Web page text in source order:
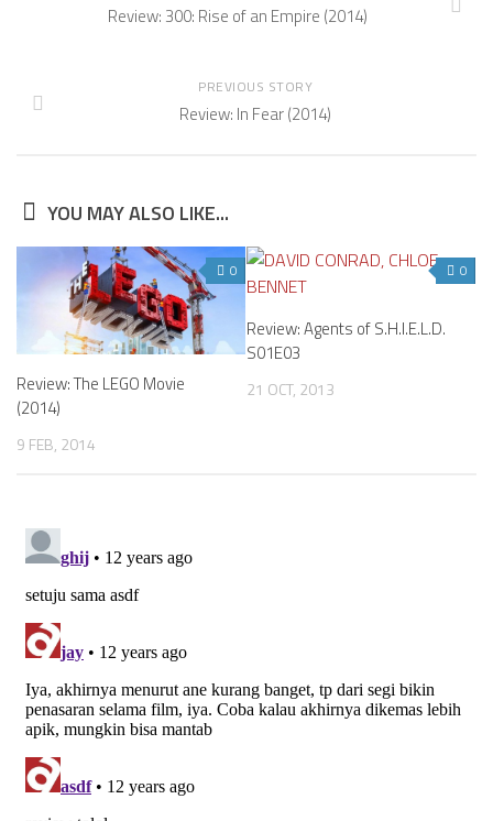
Review: 300: Rise of an Empire (2014)
PREVIOUS STORY
Review: In Fear (2014)
YOU MAY ALSO LIKE...
0
Review: The LEGO Movie
(2014)
9 FEB, 2014
0
Review: Agents of S.H.I.E.L.D.
S01E03
21 OCT, 2013